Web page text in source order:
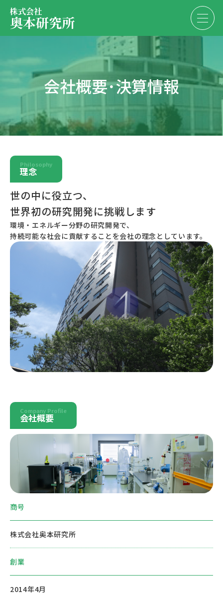
株式会社
奥本研究所
会社・決算情報
代表紹介
お問い合わせ
EN JP
お問い合わせ
会社概要･決算情報
Philosophy
理念
世の中に役立つ、
世界初の研究開発に挑戦します
環境・エネルギー分野の研究開発で、
持続可能な社会に貢献することを会社の理念としています。
Company Profile
会社概要
商号
株式会社奥本研究所
創業
2014年4月